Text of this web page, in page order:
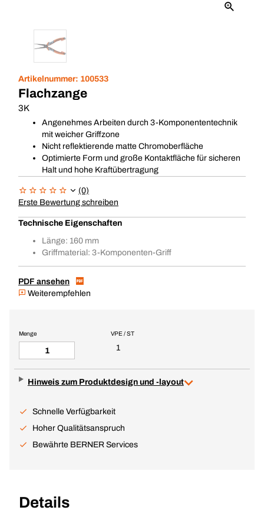
Artikelnummer: 100533
Flachzange
3K
Angenehmes Arbeiten durch 3-Komponententechnik
mit weicher Griffzone
Nicht reflektierende matte Chromoberfläche
Optimierte Form und große Kontaktfläche für sicheren
Halt und hohe Kraftübertragung
(0)
Erste Bewertung schreiben
Technische Eigenschaften
Länge: 160 mm
Griffmaterial: 3-Komponenten-Griff
PDF ansehen
Weiterempfehlen
VPE / ST
1
Menge
Hinweis zum Produktdesign und -layout
Schnelle Verfügbarkeit
Hoher Qualitätsanspruch
Bewährte BERNER Services
Details